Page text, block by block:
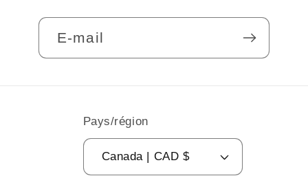
E-mail
Pays/région
Canada | CAD $